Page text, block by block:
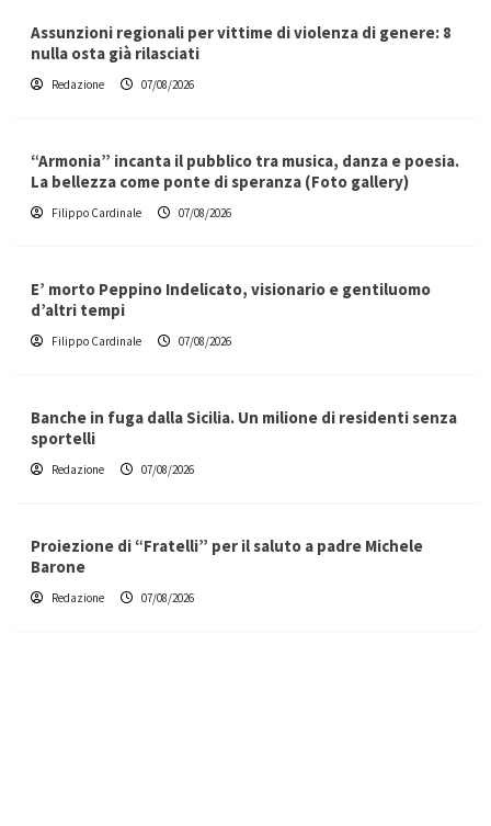
Assunzioni regionali per vittime di violenza di genere: 8
nulla osta già rilasciati
Redazione 07/08/2026
“Armonia” incanta il pubblico tra musica, danza e poesia.
La bellezza come ponte di speranza (Foto gallery)
Filippo Cardinale 07/08/2026
E’ morto Peppino Indelicato, visionario e gentiluomo
d’altri tempi
Filippo Cardinale 07/08/2026
Banche in fuga dalla Sicilia. Un milione di residenti senza
sportelli
Redazione 07/08/2026
Proiezione di “Fratelli” per il saluto a padre Michele
Barone
Redazione 07/08/2026